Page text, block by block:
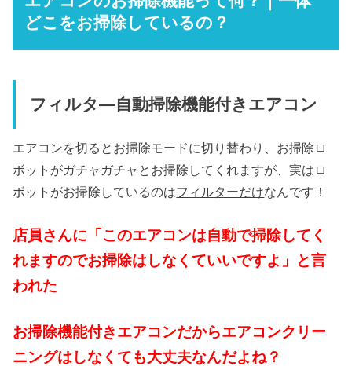
どこをお掃除しているの？
フィルタ―自動掃除機能付きエアコン
エアコンを切るとお掃除モードに切り替わり、お掃除ロ
ボットがガチャガチャとお掃除してくれますが、実はロ
ボットがお掃除しているのはフィルターだけなんです！
店員さんに「このエアコンは自動で掃除してく
れますのでお掃除はしなくていいですよ」と言
われた
お掃除機能付きエアコンだからエアコンクリー
ニングはしなくても大丈夫なんだよね？